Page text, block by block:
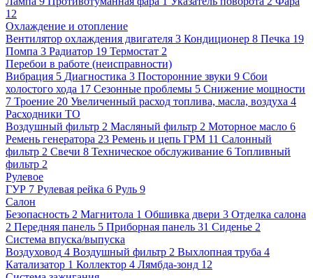
12
Охлаждение и отопление
Вентилятор охлаждения двигателя 3 Кондиционер 8 Печка 19
Помпа 3 Радиатор 19 Термостат 2
Перебои в работе (неисправности)
Вибрация 5 Диагностика 3 Посторонние звуки 9 Сбои
холостого хода 17 Сезонные проблемы 5 Снижение мощности
7 Троение 20 Увеличенный расход топлива, масла, воздуха 4
Расходники ТО
Воздушный фильтр 2 Масляный фильтр 2 Моторное масло 6
Ремень генератора 23 Ремень и цепь ГРМ 11 Салонный
фильтр 2 Свечи 8 Техническое обслуживание 6 Топливный
фильтр 2
Рулевое
ГУР 7 Рулевая рейка 6 Руль 9
Салон
Безопасность 2 Магнитола 1 Обшивка двери 3 Отделка салона
2 Передняя панель 5 Приборная панель 31 Сиденье 2
Система впуска/выпуска
Воздуховод 4 Воздушный фильтр 2 Выхлопная труба 4
Катализатор 1 Коллектор 4 Лямбда-зонд 12